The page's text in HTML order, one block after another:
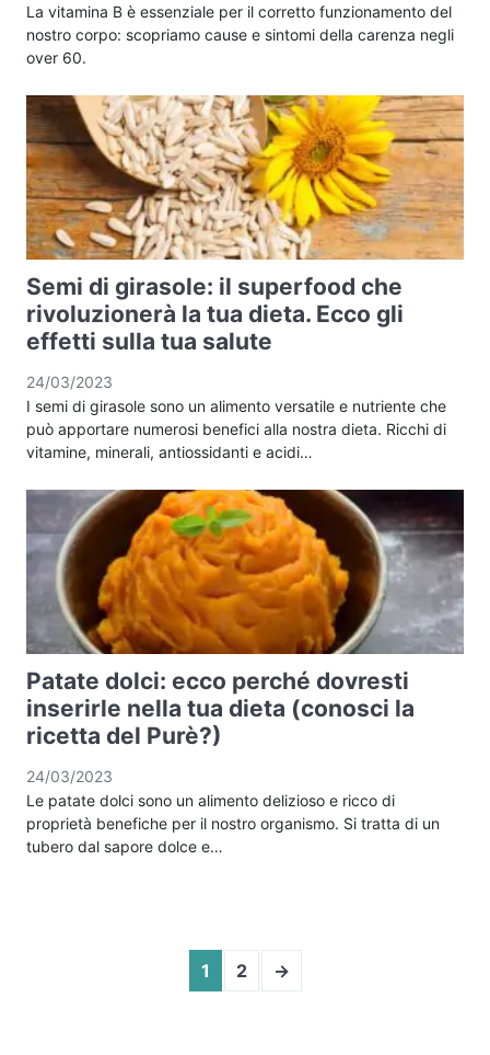
La vitamina B è essenziale per il corretto funzionamento del
nostro corpo: scopriamo cause e sintomi della carenza negli
over 60.
Semi di girasole: il superfood che
rivoluzionerà la tua dieta. Ecco gli
effetti sulla tua salute
24/03/2023
I semi di girasole sono un alimento versatile e nutriente che
può apportare numerosi benefici alla nostra dieta. Ricchi di
vitamine, minerali, antiossidanti e acidi…
Patate dolci: ecco perché dovresti
inserirle nella tua dieta (conosci la
ricetta del Purè?)
24/03/2023
Le patate dolci sono un alimento delizioso e ricco di
proprietà benefiche per il nostro organismo. Si tratta di un
tubero dal sapore dolce e…
1 2 →